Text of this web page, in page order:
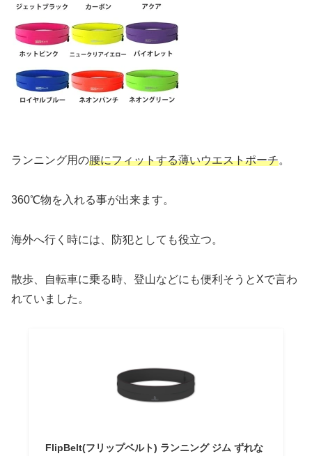
ランニング用の腰にフィットする薄いウエストポーチ。
360℃物を入れる事が出来ます。
海外へ行く時には、防犯としても役立つ。
散歩、自転車に乗る時、登山などにも便利そうとXで言わ
れていました。
FlipBelt(フリップベルト) ランニング ジム ずれな